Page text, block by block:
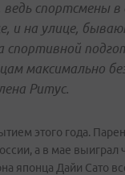
ведь спортсмены
и на улице,
максимально
Ритус.
этого года.
а в мае
японца Дайи Сато